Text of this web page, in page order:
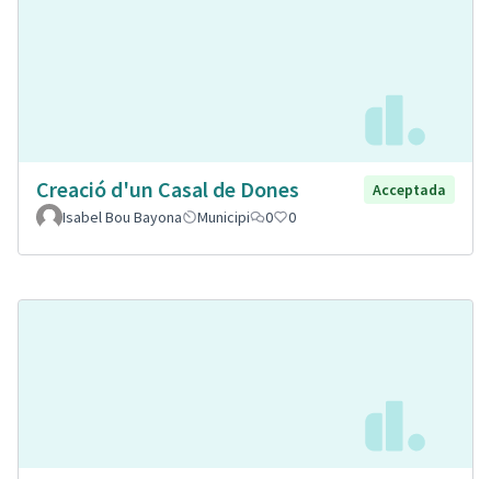
Creació d'un Casal de Dones
Acceptada
Isabel Bou Bayona
Municipi 0 0